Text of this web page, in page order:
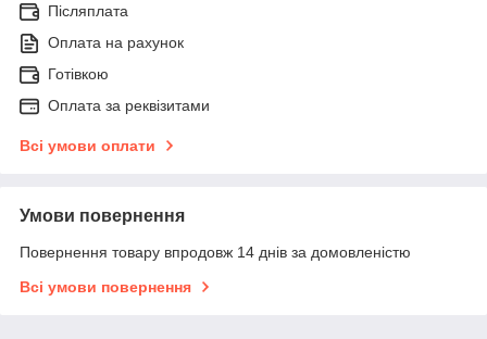
Післяплата
Оплата на рахунок
Готівкою
Оплата за реквізитами
Всі умови оплати
Умови повернення
Повернення товару впродовж 14 днів за домовленістю
Всі умови повернення